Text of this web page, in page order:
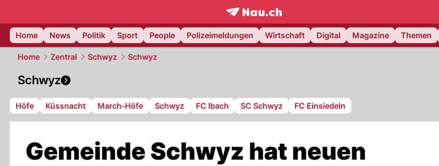
frontpage.NAU.ch
Home
News Politik Sport People Polizeimeldungen Wirtschaft Digital Magazine Themen
Home Zentral Schwyz Schwyz
Schwyz
Höfe Küssnacht March-Höfe Schwyz FC Ibach SC Schwyz FC Einsiedeln
Gemeinde Schwyz hat neuen